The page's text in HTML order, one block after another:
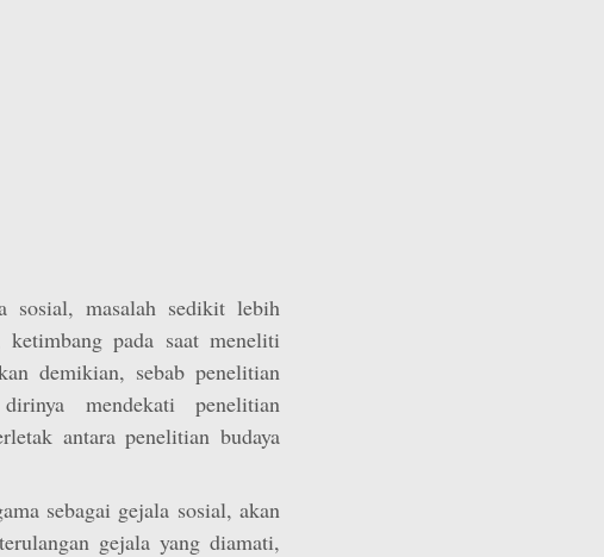
sosial, masalah sedikit lebih
pada saat meneliti
demikian, sebab penelitian
mendekati penelitian
antara penelitian budaya
sebagai gejala sosial, akan
gejala yang diamati,